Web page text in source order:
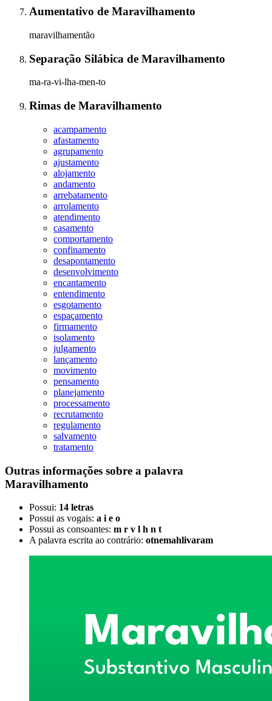
Aumentativo de Maravilhamento
maravilhamentão
Separação Silábica de Maravilhamento
ma-ra-vi-lha-men-to
Rimas de Maravilhamento
acampamento
afastamento
agrupamento
ajustamento
alojamento
andamento
arrebatamento
arrolamento
atendimento
casamento
comportamento
confinamento
desapontamento
desenvolvimento
encantamento
entendimento
esgotamento
espaçamento
firmamento
isolamento
julgamento
lançamento
movimento
pensamento
planejamento
processamento
recrutamento
regulamento
salvamento
tratamento
Outras informações sobre a palavra
Maravilhamento
Possui: 14 letras
Possui as vogais: a i e o
Possui as consoantes: m r v l h n t
A palavra escrita ao contrário: otnemahlivaram